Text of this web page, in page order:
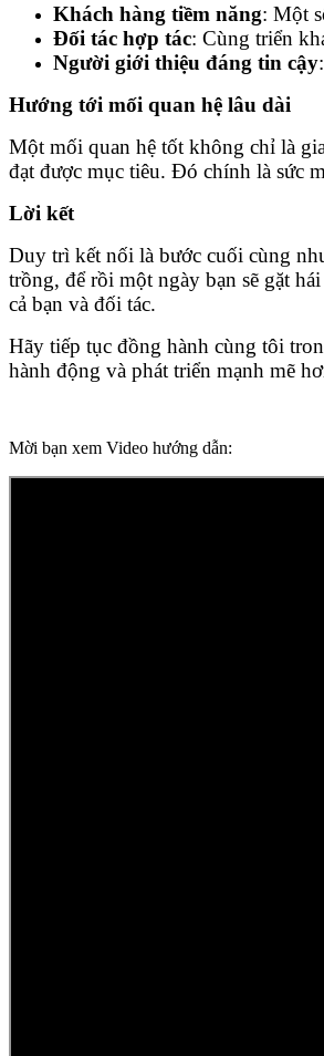
Khách hàng tiềm năng: Một
Đối tác hợp tác: Cùng triển
Người giới thiệu đáng tin cậy
Hướng tới mối quan hệ lâu dài
Một mối quan hệ tốt không chỉ là
đạt được mục tiêu. Đó chính là sức
Lời kết
Duy trì kết nối là bước cuối cùng
trồng, để rồi một ngày bạn sẽ gặt
cả bạn và đối tác.
Hãy tiếp tục đồng hành cùng tôi
hành động và phát triển mạnh mẽ
Mời bạn xem Video hướng dẫn: